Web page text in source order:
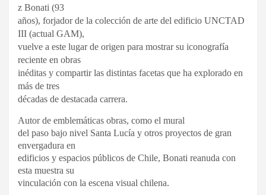
z Bonati (93
años), forjador de la colección de arte del edificio UNCTAD
III (actual GAM),
vuelve a este lugar de origen para mostrar su iconografía
reciente en obras
inéditas y compartir las distintas facetas que ha explorado en
más de tres
décadas de destacada carrera.
Autor de emblemáticas obras, como el mural
del paso bajo nivel Santa Lucía y otros proyectos de gran
envergadura en
edificios y espacios públicos de Chile, Bonati reanuda con
esta muestra su
vinculación con la escena visual chilena.